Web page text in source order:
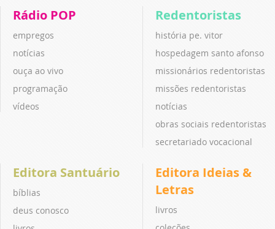
Rádio POP
empregos
notícias
ouça ao vivo
programação
vídeos
Redentoristas
história pe. vitor
hospedagem santo afonso
missionários redentoristas
missões redentoristas
notícias
obras sociais redentoristas
secretariado vocacional
Editora Santuário
bíblias
deus conosco
Editora Ideias &
Letras
livros